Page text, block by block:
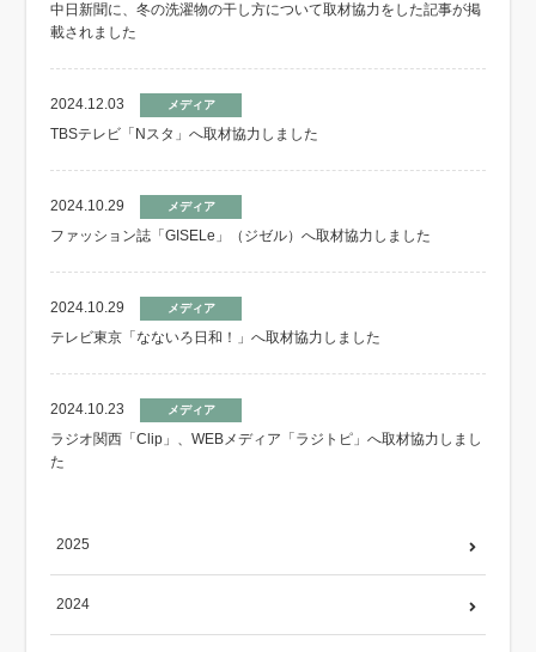
中日新聞に、冬の洗濯物の干し方について取材協力をした記事が掲
載されました
2024.12.03 メディア
TBSテレビ「Nスタ」へ取材協力しました
2024.10.29 メディア
ファッション誌「GISELe」（ジゼル）へ取材協力しました
2024.10.29 メディア
テレビ東京「なないろ日和！」へ取材協力しました
2024.10.23 メディア
ラジオ関西「Clip」、WEBメディア「ラジトピ」へ取材協力しまし
た
2025
2024